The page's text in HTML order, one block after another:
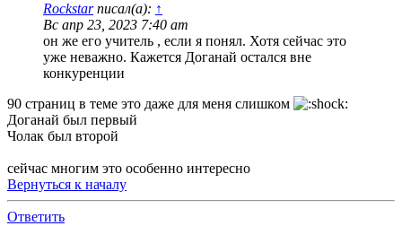
Rockstarписал(а): ↑
Вс апр 23, 2023 7:40 am
он же его учитель , если я понял. Хотя сейчас это
уже неважно. Кажется Доганай остался вне
конкуренции
90 страниц в теме это даже для меня слишком
Доганай был первый
Чолак был второй
сейчас многим это особенно интересно
Вернуться к началу
Ответить